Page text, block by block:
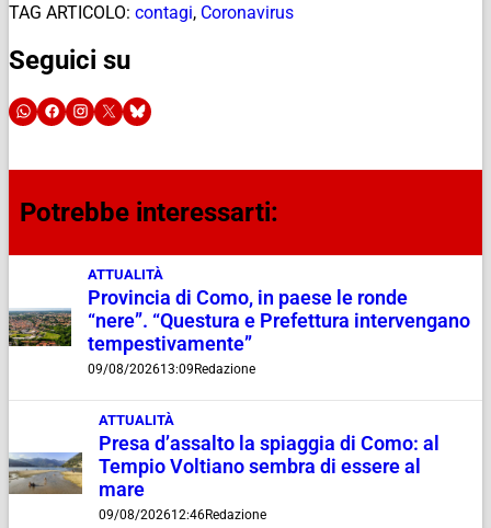
TAG ARTICOLO: contagi, Coronavirus
Seguici su
Potrebbe interessarti:
ATTUALITÀ
Provincia di Como, in paese le ronde
“nere”. “Questura e Prefettura intervengano
tempestivamente”
09/08/202613:09Redazione
ATTUALITÀ
Presa d’assalto la spiaggia di Como: al
Tempio Voltiano sembra di essere al
mare
09/08/202612:46Redazione